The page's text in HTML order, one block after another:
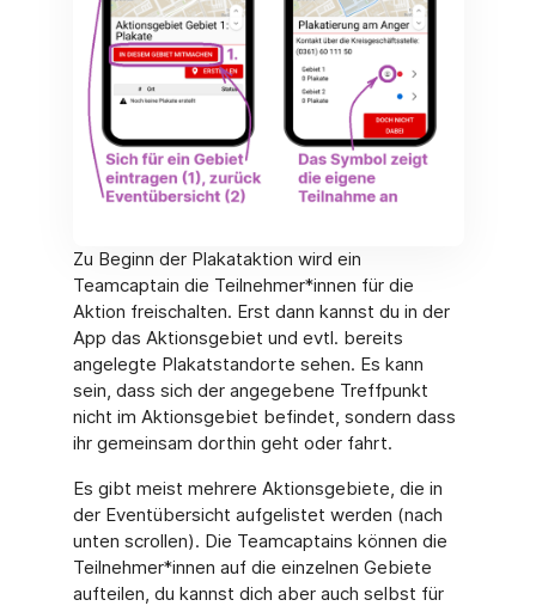
Zu Beginn der Plakataktion wird ein
Teamcaptain die Teilnehmer*innen für die
Aktion freischalten. Erst dann kannst du in der
App das Aktionsgebiet und evtl. bereits
angelegte Plakatstandorte sehen. Es kann
sein, dass sich der angegebene Treffpunkt
nicht im Aktionsgebiet befindet, sondern dass
ihr gemeinsam dorthin geht oder fahrt.
Es gibt meist mehrere Aktionsgebiete, die in
der Eventübersicht aufgelistet werden (nach
unten scrollen). Die Teamcaptains können die
Teilnehmer*innen auf die einzelnen Gebiete
aufteilen, du kannst dich aber auch selbst für